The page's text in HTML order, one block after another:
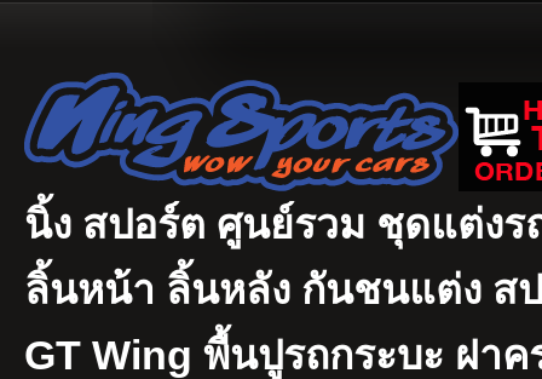
นิ้ง สปอร์ต ศูนย์รวม ชุดแต่งร
ลิ้นหน้า ลิ้นหลัง กันชนแต่ง สป
GT Wing พื้นปูรถกระบะ ฝาค